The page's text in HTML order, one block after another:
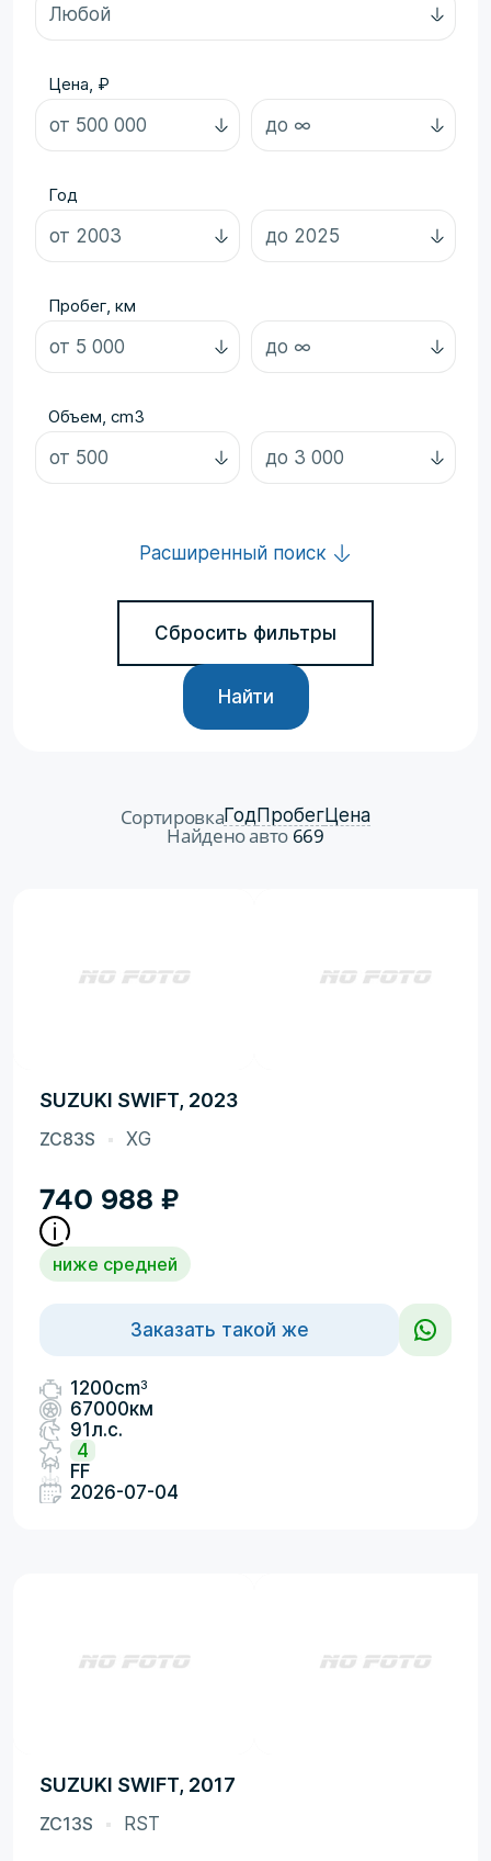
Цена, ₽
Год
Пробег, км
Объем, cm3
Расширенный поиск
Сбросить фильтры
Найти
СортировкаГодПробегЦена
Найдено авто 669
SUZUKI SWIFT, 2023
ZC83S XG
740 988 ₽
ниже средней
Заказать такой же
1200cm3
67000км
91л.с.
4
FF
2026-07-04
SUZUKI SWIFT, 2017
ZC13S RST